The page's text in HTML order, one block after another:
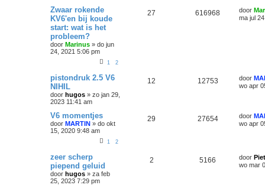
Zwaar rokende
KV6'en bij koude
start: wat is het
probleem?
door Marinus » do jun
24, 2021 5:06 pm
1 2
27 616968 door
ma jul
pistondruk 2.5 V6
NIHIL
door hugos » zo jan 29,
2023 11:41 am
12 12753 door
wo apr
V6 momentjes
door MARTIN » do okt
15, 2020 9:48 am
1 2
29 27654 door
wo apr
zeer scherp
piepend geluid
door hugos » za feb
25, 2023 7:29 pm
2 5166 door
wo mar